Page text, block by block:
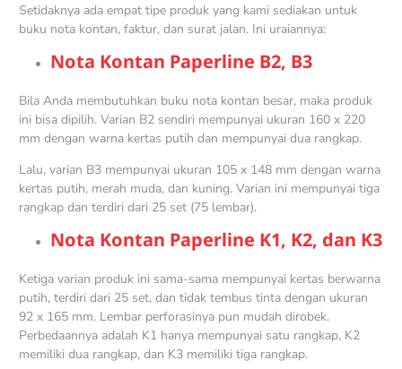
Setidaknya ada empat tipe produk yang kami sediakan untuk
buku nota kontan, faktur, dan surat jalan. Ini uraiannya:
Nota Kontan Paperline B2, B3
Bila Anda membutuhkan buku nota kontan besar, maka produk
ini bisa dipilih. Varian B2 sendiri mempunyai ukuran 160 x 220
mm dengan warna kertas putih dan mempunyai dua rangkap.
Lalu, varian B3 mempunyai ukuran 105 x 148 mm dengan warna
kertas putih, merah muda, dan kuning. Varian ini mempunyai tiga
rangkap dan terdiri dari 25 set (75 lembar).
Nota Kontan Paperline K1, K2, dan K3
Ketiga varian produk ini sama-sama mempunyai kertas berwarna
putih, terdiri dari 25 set, dan tidak tembus tinta dengan ukuran
92 x 165 mm. Lembar perforasinya pun mudah dirobek.
Perbedaannya adalah K1 hanya mempunyai satu rangkap, K2
memiliki dua rangkap, dan K3 memiliki tiga rangkap.